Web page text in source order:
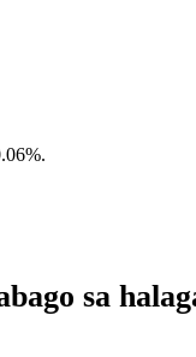
.
sa